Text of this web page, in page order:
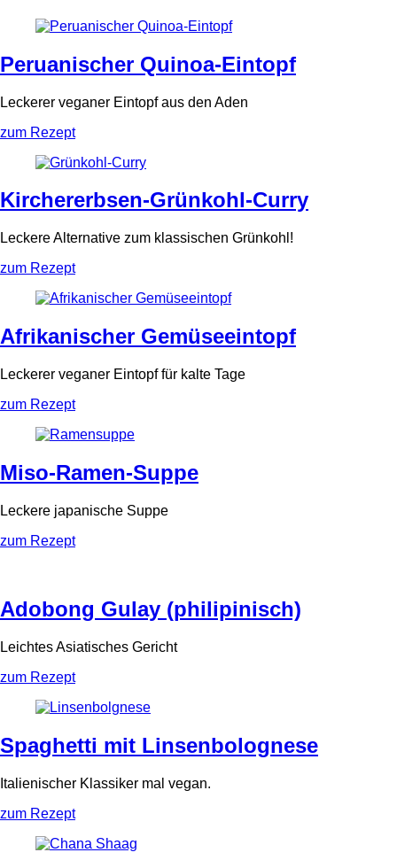
Peruanischer Quinoa-Eintopf
Leckerer veganer Eintopf aus den Aden
zum Rezept
Kirchererbsen-Grünkohl-Curry
Leckere Alternative zum klassischen Grünkohl!
zum Rezept
Afrikanischer Gemüseeintopf
Leckerer veganer Eintopf für kalte Tage
zum Rezept
Miso-Ramen-Suppe
Leckere japanische Suppe
zum Rezept
Adobong Gulay (philipinisch)
Leichtes Asiatisches Gericht
zum Rezept
Spaghetti mit Linsenbolognese
Italienischer Klassiker mal vegan.
zum Rezept